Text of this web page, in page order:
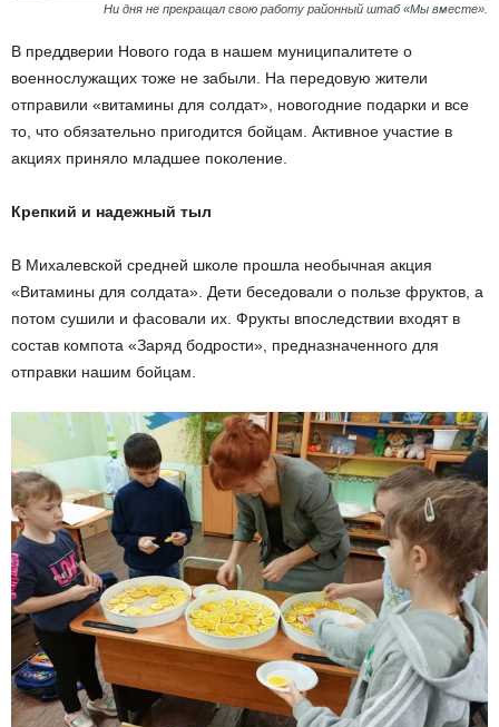
Ни дня не прекращал свою работу районный штаб «Мы вместе».
В преддверии Нового года в нашем муниципалитете о
военнослужащих тоже не забыли. На передовую жители
отправили «витамины для солдат», новогодние подарки и все
то, что обязательно пригодится бойцам. Активное участие в
акциях приняло младшее поколение.
Крепкий и надежный тыл
В Михалевской средней школе прошла необычная акция
«Витамины для солдата». Дети беседовали о пользе фруктов, а
потом сушили и фасовали их. Фрукты впоследствии входят в
состав компота «Заряд бодрости», предназначенного для
отправки нашим бойцам.